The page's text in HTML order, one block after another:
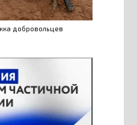
добровольцев